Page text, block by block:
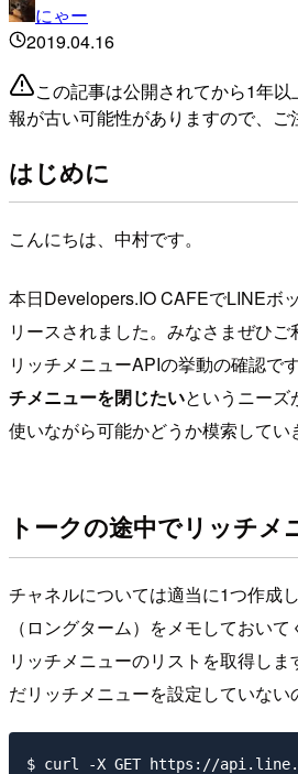
にゃー
2019.04.16
この記事は公開されてから1年
報が古い可能性がありますので、ご
はじめに
こんにちは、中村です。
本日Developers.IO CAFEでLINEボ
リースされました。みなさまぜひ
リッチメニューAPIの挙動の確認です
チメニューを閉じたいというニーズ
使いながら可能かどうか模索してい
トークの途中でリッチメ
チャネルについては適当に1つ作成
（ロングターム）をメモしておいて
リッチメニューのリストを取得しま
だリッチメニューを設定していない
$ curl -X GET https://